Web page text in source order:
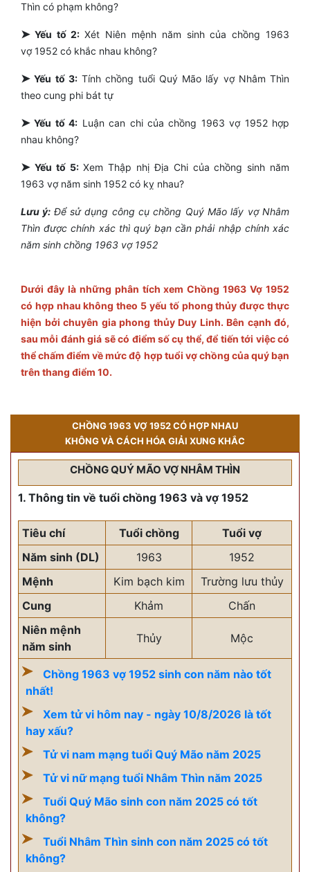
Thìn có phạm không?
➤Yếu tố 2:Xét Niên mệnh năm sinh của chồng 1963
vợ 1952 có khắc nhau không?
➤ Yếu tố 3:Tính chồng tuổi Quý Mão lấy vợ Nhâm Thìn
theo cung phi bát tự
➤ Yếu tố 4: Luận can chi của chồng 1963 vợ 1952 hợp
nhau không?
➤ Yếu tố 5:Xem Thập nhị Địa Chi của chồng sinh năm
1963 vợ năm sinh 1952 có kỵ nhau?
Lưu ý: Để sử dụng công cụ chồng Quý Mão lấy vợ Nhâm
Thìn được chính xác thì quý bạn cần phải nhập chính xác
năm sinh chồng 1963 vợ 1952
Dưới đây là những phân tích xem Chồng 1963 Vợ 1952
có hợp nhau không theo 5 yếu tố phong thủy được thực
hiện bởi chuyên gia phong thủy Duy Linh. Bên cạnh đó,
sau mỗi đánh giá sẽ có điểm số cụ thể, để tiến tới việc có
thể chấm điểm về mức độ hợp tuổi vợ chồng của quý bạn
trên thang điểm 10.
CHỒNG 1963 VỢ 1952 CÓ HỢP NHAU
KHÔNG VÀ CÁCH HÓA GIẢI XUNG KHẮC
CHỒNG QUÝ MÃO VỢ NHÂM THÌN
1. Thông tin về tuổi chồng 1963 và vợ 1952
Tiêu chí Tuổi chồng
Tuổi vợ
Năm sinh (DL)
1963
1952
Mệnh
Kim bạch kim
Trường lưu thủy
Cung
Khảm
Chấn
Niên mệnh
năm sinh
Thủy Mộc
Chồng 1963 vợ 1952 sinh con năm nào tốt
nhất!
Xem tử vi hôm nay - ngày 10/8/2026 là tốt
hay xấu?
Tử vi nam mạng tuổi Quý Mão năm 2025
Tử vi nữ mạng tuổi Nhâm Thìn năm 2025
Tuổi Quý Mão sinh con năm 2025 có tốt
không?
Tuổi Nhâm Thìn sinh con năm 2025 có tốt
không?